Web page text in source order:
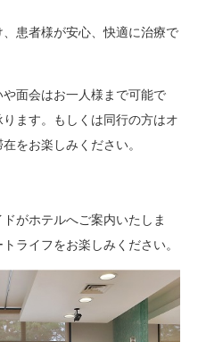
患者様が安心、快適に治療で
面会はお一人様まで可能で
ます。もしくは同行の方はオ
をお楽しみください。
がホテルへご案内いたしま
ライフをお楽しみください。